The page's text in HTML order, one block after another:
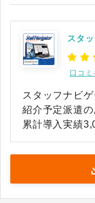
スタ
口コミ
スタッフナビ
紹介予定派遣
累計導入実績
入されていま
続けており、
実務に必要な
のまま長く使